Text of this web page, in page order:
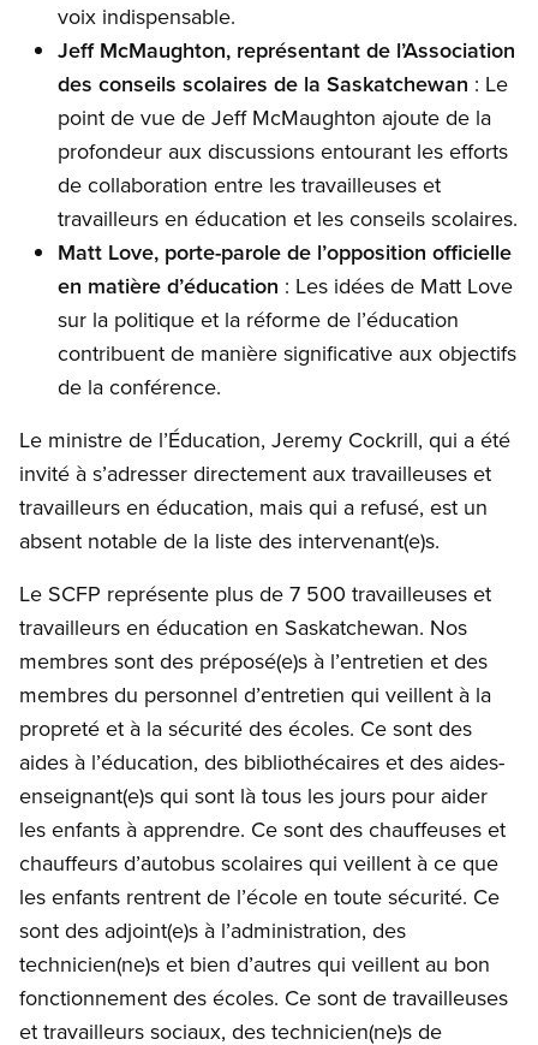
voix indispensable.
Jeff McMaughton, représentant de l’Association
des conseils scolaires de la Saskatchewan : Le
point de vue de Jeff McMaughton ajoute de la
profondeur aux discussions entourant les efforts
de collaboration entre les travailleuses et
travailleurs en éducation et les conseils scolaires.
Matt Love, porte-parole de l’opposition officielle
en matière d’éducation : Les idées de Matt Love
sur la politique et la réforme de l’éducation
contribuent de manière significative aux objectifs
de la conférence.
Le ministre de l’Éducation, Jeremy Cockrill, qui a été
invité à s’adresser directement aux travailleuses et
travailleurs en éducation, mais qui a refusé, est un
absent notable de la liste des intervenant(e)s.
Le SCFP représente plus de 7 500 travailleuses et
travailleurs en éducation en Saskatchewan. Nos
membres sont des préposé(e)s à l’entretien et des
membres du personnel d’entretien qui veillent à la
propreté et à la sécurité des écoles. Ce sont des
aides à l’éducation, des bibliothécaires et des aides-
enseignant(e)s qui sont là tous les jours pour aider
les enfants à apprendre. Ce sont des chauffeuses et
chauffeurs d’autobus scolaires qui veillent à ce que
les enfants rentrent de l’école en toute sécurité. Ce
sont des adjoint(e)s à l’administration, des
technicien(ne)s et bien d’autres qui veillent au bon
fonctionnement des écoles. Ce sont de travailleuses
et travailleurs sociaux, des technicien(ne)s de